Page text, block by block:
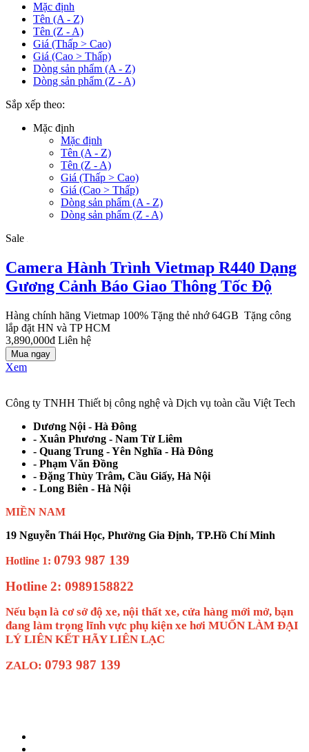
Mặc định
Tên (A - Z)
Tên (Z - A)
Giá (Thấp > Cao)
Giá (Cao > Thấp)
Dòng sản phẩm (A - Z)
Dòng sản phẩm (Z - A)
Sắp xếp theo:
Mặc định
Mặc định
Tên (A - Z)
Tên (Z - A)
Giá (Thấp > Cao)
Giá (Cao > Thấp)
Dòng sản phẩm (A - Z)
Dòng sản phẩm (Z - A)
Sale
Camera Hành Trình Vietmap R440 Dạng
Gương Cảnh Báo Giao Thông Tốc Độ
Hàng chính hãng Vietmap 100% Tặng thẻ nhớ 64GB Tặng công
lắp đặt HN và TP HCM
3,890,000đ Liên hệ
Mua ngay
Xem
Công ty TNHH Thiết bị công nghệ và Dịch vụ toàn cầu Việt Tech
Dương Nội - Hà Đông
- Xuân Phương - Nam Từ Liêm
- Quang Trung - Yên Nghĩa - Hà Đông
- Phạm Văn Đồng
- Đặng Thùy Trâm, Cầu Giấy, Hà Nội
- Long Biên - Hà Nội
MIỀN NAM
19 Nguyễn Thái Học, Phường Gia Định, TP.Hồ Chí Minh
Hotline 1: 0793 987 139
Hotline 2: 0989158822
Nếu bạn là cơ sở độ xe, nội thất xe, cửa hàng mới mở, bạn
đang làm trọng lĩnh vực phụ kiện xe hơi MUỐN LÀM ĐẠI
LÝ LIÊN KẾT HÃY LIÊN LẠC
ZALO: 0793 987 139